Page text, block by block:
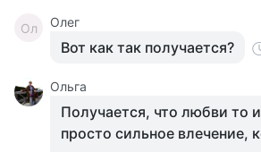
Ол Олег
Вот как так получается?
Ольга
Получается, что любви то
просто сильное влечение,